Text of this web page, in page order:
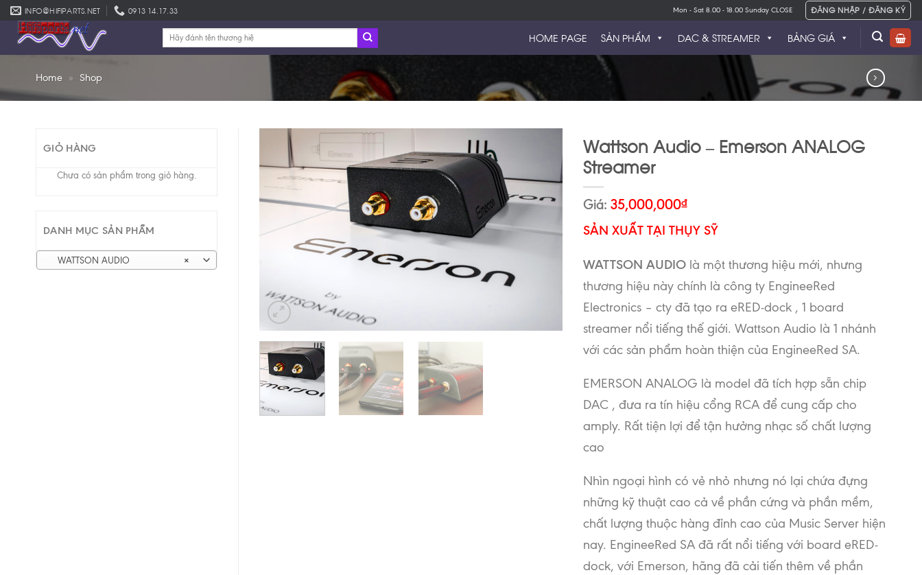
Skip
to
content
INFO@HIFIPARTS.NET 0913 14.17.33 Mon - Sat 8.00 - 18.00 Sunday CLOSE ĐĂNG NHẬP / ĐĂNG KÝ
Tìm
HOME PAGE SẢN PHẨM BẢNG GIÁ
DAC & STREAMER
Home » Shop
GIỎ HÀNG
Chưa có sản phẩm trong giỏ hàng.
DANH MỤC SẢN PHẨM
×
WATTSON AUDIO
Wattson Audio – Emerson ANALOG
Streamer
Giá: 35,000,000₫
SẢN XUẤT TẠI THỤY SỸ
WATTSON AUDIO là một thương hiệu mới, nhưng
thương hiệu này chính là công ty EngineeRed
Electronics – cty đã tạo ra eRED-dock , 1 board
streamer nổi tiếng thế giới. Wattson Audio là 1 nhánh
với các sản phẩm hoàn thiện của EngineeRed SA.
EMERSON ANALOG là model đã tích hợp sẵn chip
DAC , đưa ra tín hiệu cổng RCA để cung cấp cho
amply. Rất tiện lợi để tận hưởng nhạc số chất lượng
cao
Nhìn ngoại hình có vẻ nhỏ nhưng nó lại chứa đựng
những kỹ thuật cao cả về phần cứng và phần mềm,
chất lượng thuộc hàng đỉnh cao của Music Server hiện
nay. EngineeRed SA đã rất nổi tiếng với board eRED-
dock, với Emerson, hãng đã cải tiến thêm về phần